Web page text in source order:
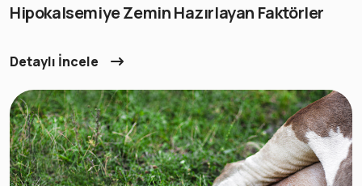
Hipokalsemiye Zemin Hazırlayan Faktörler
Detaylı İncele